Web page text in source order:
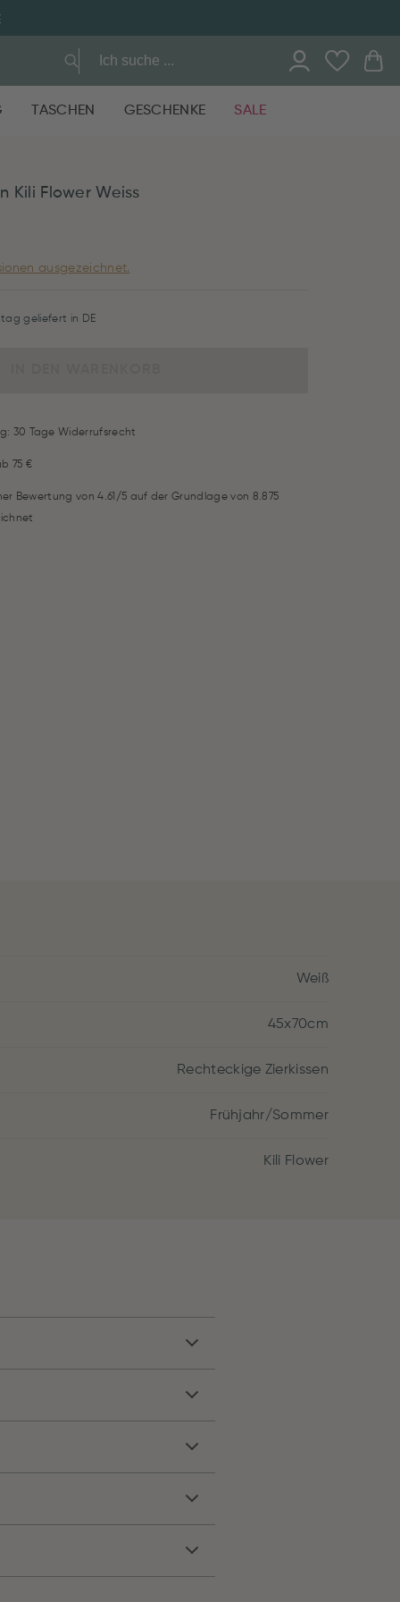
TASCHEN GESCHENKE SALE
Kili Flower Weiss
ausgezeichnet.
geliefert in DE
30 Tage Widerrufsrecht
75 €
Bewertung von 4.61/5 auf der Grundlage von 8.875
Weiß
45x70cm
Rechteckige Zierkissen
Frühjahr/Sommer
Kili Flower